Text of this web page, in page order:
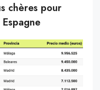
chères pour